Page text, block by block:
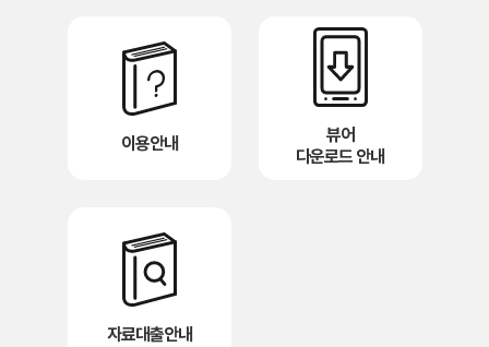
이용안내
뷰어
다운로드 안내
자료대출안내